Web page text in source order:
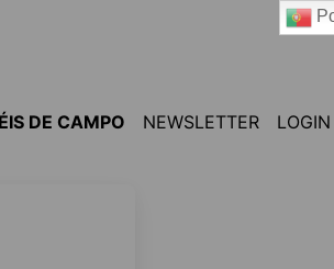
DE CAMPO NEWSLETTER LOGIN